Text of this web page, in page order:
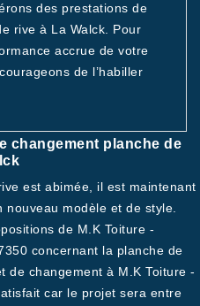
des prestations de
rive à La Walck. Pour
accrue de votre
de l’habiller
changement planche de
est abimée, il est maintenant
modèle et de style.
de M.K Toiture -
concernant la planche de
de changement à M.K Toiture -
car le projet sera entre